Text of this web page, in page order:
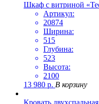
Шкаф с витриной
Артикул:
20874
Ширина:
515
Глубина:
523
Высота:
2100
13 980 р. В корзину
Кровать